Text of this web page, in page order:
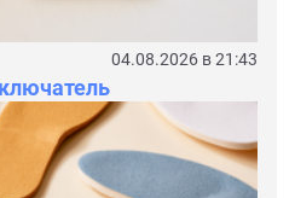
04.08.2026 в 21:43